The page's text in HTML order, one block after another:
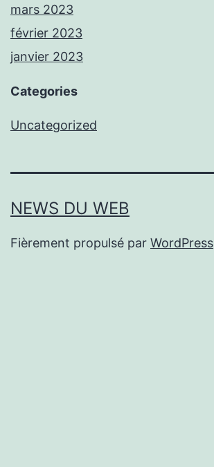
mars 2023
février 2023
janvier 2023
Categories
Uncategorized
NEWS DU WEB
Fièrement propulsé par WordPress